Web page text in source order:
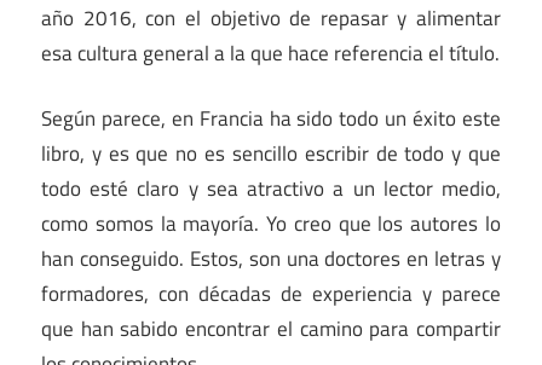
año 2016, con el objetivo de repasar y alimentar
esa cultura general a la que hace referencia el título.
Según parece, en Francia ha sido todo un éxito este
libro, y es que no es sencillo escribir de todo y que
todo esté claro y sea atractivo a un lector medio,
como somos la mayoría. Yo creo que los autores lo
han conseguido. Estos, son una doctores en letras y
formadores, con décadas de experiencia y parece
que han sabido encontrar el camino para compartir